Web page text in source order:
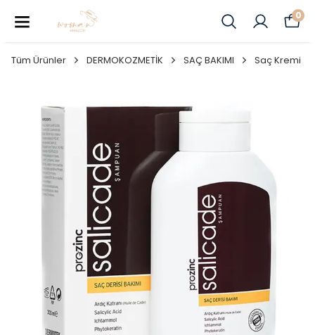
0
Tüm Ürünler DERMOKOZMETİK SAÇ BAKIMI Saç Kremi